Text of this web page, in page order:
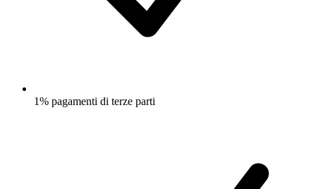
1% pagamenti di terze parti